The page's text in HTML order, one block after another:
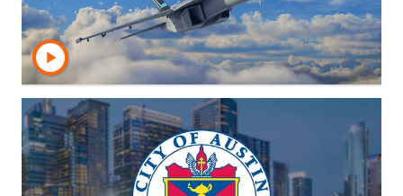
investimenti legacy, trasformando il modo in cui
i dati vengono utilizzati per migliorare la
missione pubblica.
Difesa nazionale
Fornisci insight tempestivi su minacce reali o
potenziali. Strategy è una soluzione affidabile